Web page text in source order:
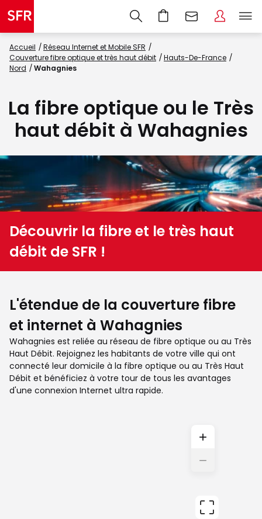
Accueil
Réseau Internet et Mobile SFR
Couverture fibre optique et très haut débit
Hauts-De-France
Nord
Wahagnies
La fibre optique ou le Très
haut débit à Wahagnies
Découvrir la fibre et le très haut
débit de SFR !
L'étendue de la couverture fibre
et internet à Wahagnies
Wahagnies est reliée au réseau de fibre optique ou au Très
Haut Débit. Rejoignez les habitants de votre ville qui ont
connecté leur domicile à la fibre optique ou au Très Haut
Débit et bénéficiez à votre tour de tous les avantages
d'une connexion Internet ultra rapide.
+
−